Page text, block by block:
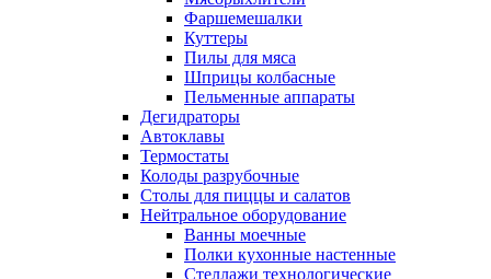
Фаршемешалки
Куттеры
Пилы для мяса
Шприцы колбасные
Пельменные аппараты
Дегидраторы
Автоклавы
Термостаты
Колоды разрубочные
Столы для пиццы и салатов
Нейтральное оборудование
Ванны моечные
Полки кухонные настенные
Стеллажи технологические